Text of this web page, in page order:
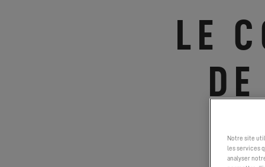
LE
Notre site
les services
analyser